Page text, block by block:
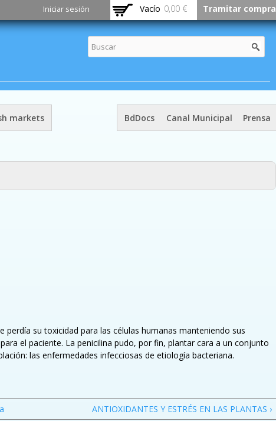
Iniciar sesión Vacío 0,00 € Tramitar compra
markets BdDocs Canal Municipal Prensa
su toxicidad para las células humanas manteniendo sus
el paciente. La penicilina pudo, por fin, plantar cara a un conjunto
las enfermedades infecciosas de etiología bacteriana.
ANTIOXIDANTES Y ESTRÉS EN LAS PLANTAS ›